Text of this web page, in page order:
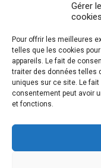
Gérer
cookies
Pour offrir les meilleures
telles que les cookies
appareils. Le fait de
traiter des données telles
uniques sur ce site. Le
consentement peut avoir
et fonctions.
la